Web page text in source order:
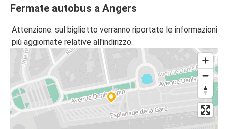
Fermate autobus a Angers
Attenzione: sul biglietto verranno riportate le informazioni
più aggiornate relative all'indirizzo.